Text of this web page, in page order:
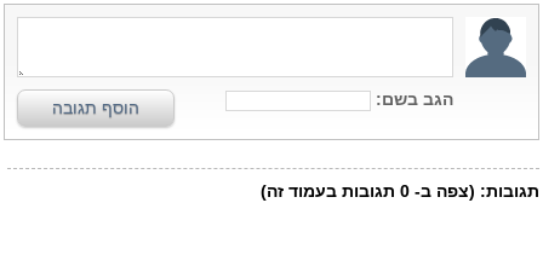
הגב בשם: הוסף תגובה
תגובות: (צפה ב- 0 תגובות בעמוד זה)